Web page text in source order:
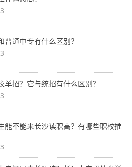
普通中专有什么区别？
单招？它与统招有什么区别？
能不能来长沙读职高？有哪些职校推